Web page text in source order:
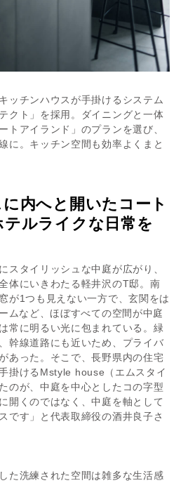
ッチンハウスが手掛けるシステム
クト」を採用。ダイニングと一体
トアイランド」のプランを選び、
に。キッチン空間も効率よくまと
内へと開いたコート
ルライクな日常を
スタイリッシュな中庭が広がり、
体にいきわたる軽井沢のT邸。南
が1つも見えない一方で、玄関をは
ムなど、ほぼすべての空間が中庭
常に明るい光に包まれている。緑
幹線道路にも近いため、プライバ
あった。そこで、長野県内の住宅
掛けるMstyle house（エムスタイ
のが、中庭を中心としたコの字型
開くのではなく、中庭を軸として
です」と代表取締役の酒井良子さ
た洗練された空間は雑多な生活感